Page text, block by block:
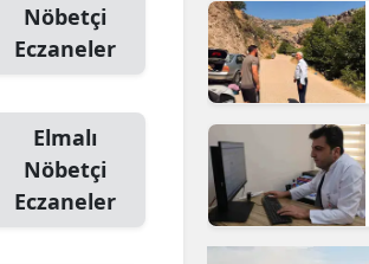
Nöbetçi
Eczaneler
Elmalı
Nöbetçi
Eczaneler